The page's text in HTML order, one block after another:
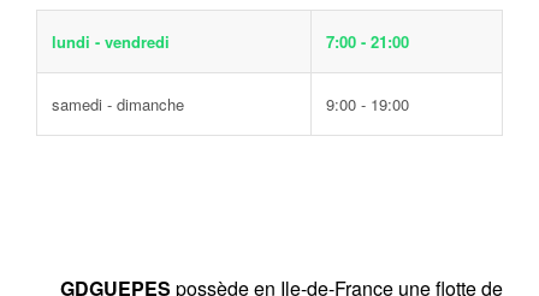
lundi - vendredi 7:00 - 21:00
samedi - dimanche 9:00 - 19:00
GDGUEPES possède en Ile-de-France une flotte de